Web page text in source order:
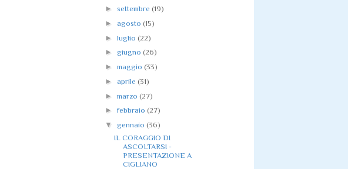
► settembre (19)
► agosto (15)
► luglio (22)
► giugno (26)
► maggio (33)
► aprile (31)
► marzo (27)
► febbraio (27)
▼ gennaio (36)
IL CORAGGIO DI
ASCOLTARSI -
PRESENTAZIONE A
CIGLIANO